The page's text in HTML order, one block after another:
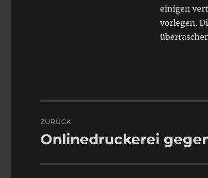
einigen
vorlegen.
ZURÜCK
Vorheriger
Onlinedruckerei